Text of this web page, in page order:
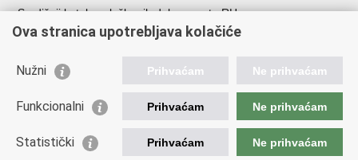
Središnji katalog službenih dokumenata RH
Adresar tijela javne vlasti
Popis dužnosnika u RH
Korisne poveznice
Hrvatski Sabor
Ova stranica upotrebljava kolačiće
Nužni Prihvaćam Ne prihvaćam
Funkcionalni Prihvaćam Ne prihvaćam
Statistički Prihvaćam Ne prihvaćam